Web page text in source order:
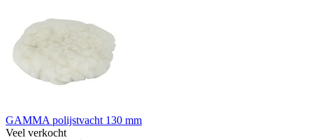
GAMMA polijstvacht 130 mm
Veel verkocht